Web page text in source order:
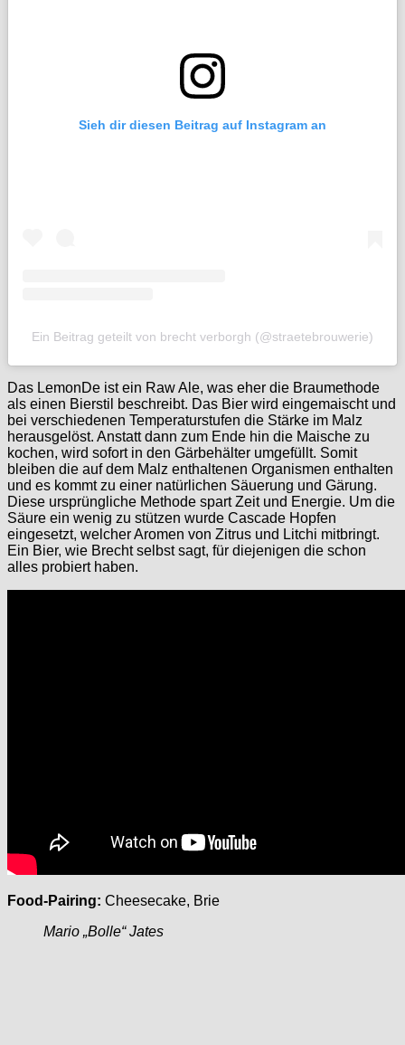
Sieh dir diesen Beitrag auf Instagram an
Ein Beitrag geteilt von brecht verborgh (@straetebrouwerie)
Das LemonDe ist ein Raw Ale, was eher die Braumethode
als einen Bierstil beschreibt. Das Bier wird eingemaischt und
bei verschiedenen Temperaturstufen die Stärke im Malz
herausgelöst. Anstatt dann zum Ende hin die Maische zu
kochen, wird sofort in den Gärbehälter umgefüllt. Somit
bleiben die auf dem Malz enthaltenen Organismen enthalten
und es kommt zu einer natürlichen Säuerung und Gärung.
Diese ursprüngliche Methode spart Zeit und Energie. Um die
Säure ein wenig zu stützen wurde Cascade Hopfen
eingesetzt, welcher Aromen von Zitrus und Litchi mitbringt.
Ein Bier, wie Brecht selbst sagt, für diejenigen die schon
alles probiert haben.
Food-Pairing: Cheesecake, Brie
Mario „Bolle“ Jates